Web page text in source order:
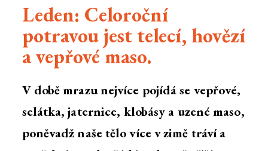
Leden: Celoroční
potravou jest telecí, hovězí
a vepřové maso.
V době mrazu nejvíce pojídá se vepřové,
selátka, jaternice, klobásy a uzené maso,
poněvadž naše tělo více v zimě tráví a